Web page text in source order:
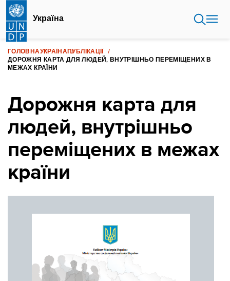
Перейти
основного
вмісту
Україна
ГОЛОВНАУКРАЇНАПУБЛІКАЦІЇ
ДОРОЖНЯ КАРТА ДЛЯ ЛЮДЕЙ, ВНУТРІШНЬО ПЕРЕМІЩЕНИХ В
МЕЖАХ КРАЇНИ
Дорожня карта для
людей, внутрішньо
переміщених в межах
країни